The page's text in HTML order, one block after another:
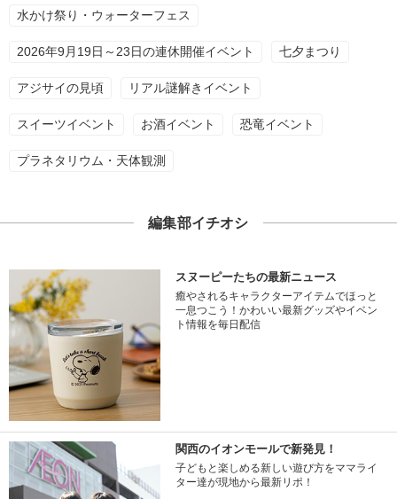
水かけ祭り・ウォーターフェス
2026年9月19日～23日の連休開催イベント 七夕まつり
アジサイの見頃 リアル謎解きイベント
スイーツイベント お酒イベント 恐竜イベント
プラネタリウム・天体観測
編集部イチオシ
スヌーピーたちの最新ニュース
癒やされるキャラクターアイテムでほっと
一息つこう！かわいい最新グッズやイベン
ト情報を毎日配信
関西のイオンモールで新発見！
子どもと楽しめる新しい遊び方をママライ
ター達が現地から最新リポ！